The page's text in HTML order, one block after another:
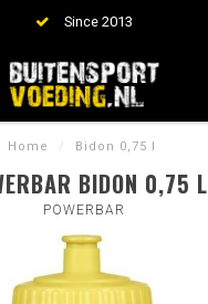
Since 2013
Home / Bidon 0,75 l
BIDON 0,75 L
POWERBAR